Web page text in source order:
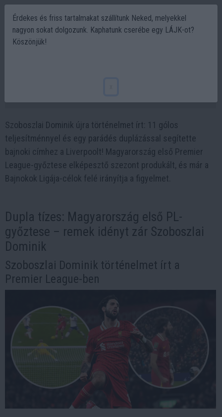
Szoboszlai Dominik újra történelmet írt: 11 gólos
teljesítménnyel és egy parádés duplázással segítette
bajnoki címhez a Liverpoolt! Magyarország első Premier
League-győztese elképesztő szezont produkált, és már a
Bajnokok Ligája-célok felé irányítja a figyelmet.
Dupla tízes: Magyarország első PL-
győztese – remek idényt zár Szoboszlai
Dominik
Szoboszlai Dominik történelmet írt a
Premier League-ben
Érdekes és friss tartalmakat szállítunk Neked, melyekkel
nagyon sokat dolgozunk. Kaphatunk cserébe egy LÁJK-ot?
Köszönjük!